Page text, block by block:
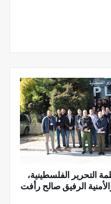
التحرير الفلسطينية،
الرفيق صالح رأفت